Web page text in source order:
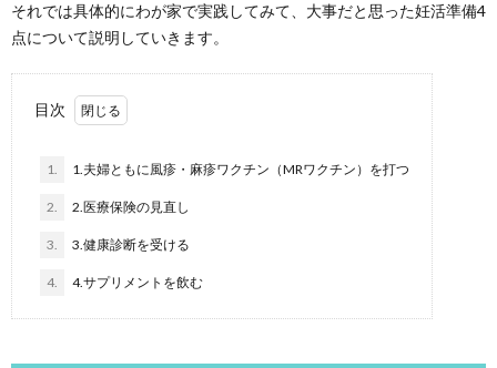
それでは具体的にわが家で実践してみて、大事だと思った妊活準備4
点について説明していきます。
目次
1. 1.夫婦ともに風疹・麻疹ワクチン（MRワクチン）を打つ
2. 2.医療保険の見直し
3. 3.健康診断を受ける
4. 4.サプリメントを飲む